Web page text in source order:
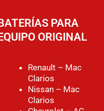
PARA
ORIGINAL
Renault – Mac
Clarios
Nissan – Mac
Clarios